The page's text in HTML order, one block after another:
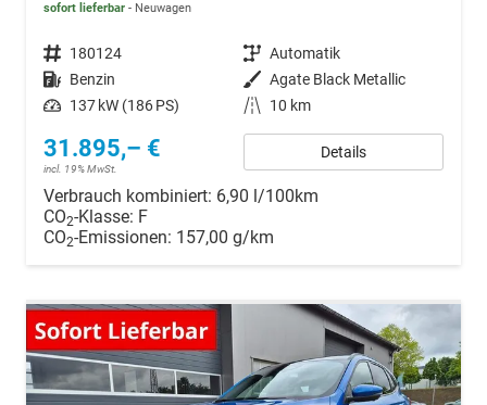
sofort lieferbar Neuwagen
Fahrzeugnr. 180124 Getriebe Automatik
Kraftstoff Benzin Außenfarbe Agate Black Metallic
Leistung 137 kW (186 PS) Kilometerstand 10 km
31.895,– €
incl. 19% MwSt.
Details
Verbrauch kombiniert: 6,90 l/100km
CO2-Klasse: F
CO2-Emissionen: 157,00 g/km